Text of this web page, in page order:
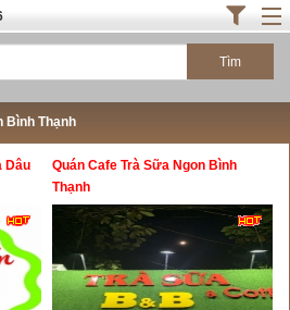
Bình Thạnh
Dâu
Quán Cafe Trà Sữa Ngon Bình
Thạnh